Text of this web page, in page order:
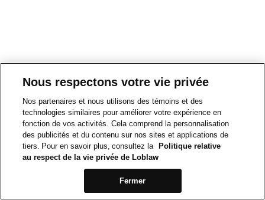
Nous respectons votre vie privée
Nos partenaires et nous utilisons des témoins et des
technologies similaires pour améliorer votre expérience en
fonction de vos activités. Cela comprend la personnalisation
des publicités et du contenu sur nos sites et applications de
tiers. Pour en savoir plus, consultez la
Politique relative
au respect de la vie privée de Loblaw
Fermer